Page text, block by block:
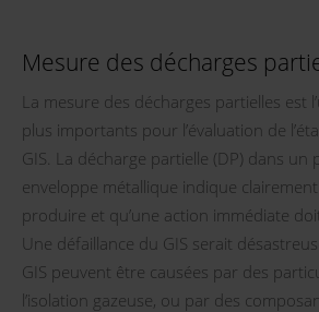
Mesure des décharges
La mesure des décharges partielles est
plus importants pour l’évaluation de
GIS. La décharge partielle (DP) dans un
enveloppe métallique indique
produire et qu’une action immédiate
Une défaillance du GIS serait
GIS peuvent être causées par des
l’isolation gazeuse, ou par des